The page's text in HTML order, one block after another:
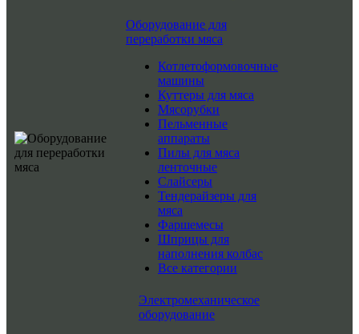
Оборудование для
переработки мяса
Котлетоформовочные
машины
Куттеры для мяса
Мясорубки
Пельменные
аппараты
Пилы для мяса
ленточные
Слайсеры
Тендерайзеры для
мяса
Фаршемесы
Шприцы для
наполнения колбас
Все категории
Электромеханическое
оборудование